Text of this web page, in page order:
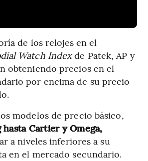
de los relojes en el
Watch Indexde Patek, AP y
obteniendo precios en el
por encima de su precio
modelos de precio básico,
Cartier y Omega,
a niveles inferiores a su
en el mercado secundario.